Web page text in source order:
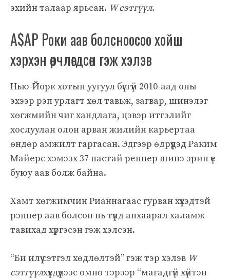
эхийн талаар ярьсан. W сэтгүүл.
A$AP Роки аав болсноосоо хойш
хэрхэн өөрчлөгдсөн гэж хэлэв
Нью-Йорк хотын уугуул бүсгүй 2010-аад оны
эхээр рэп урлагт хөл тавьж, загвар, шинэлэг
хөгжмийн чиг хандлага, цэвэр итгэлийг
хослуулан олон арван жилийн карьертаа
өндөр амжилт гаргасан. Эдгээр өдрүүдэд Раким
Майерс хэмээх 37 настай реппер шинэ эрин үе
буюу аав болж байна.
Хамт хөгжимчин Рианнагаас гурван хүүхэдтэй
рэппер аав болсон нь түүнд анхаарал халамж
тавихад хүргэсэн гэж хэлсэн.
“Би илүү сэтгэл хөдлөлтэй” гэж тэр хэлэв W
сэтгүүлхүүхдүүдээс өмнө тэрээр “магадгүй хүйтэн